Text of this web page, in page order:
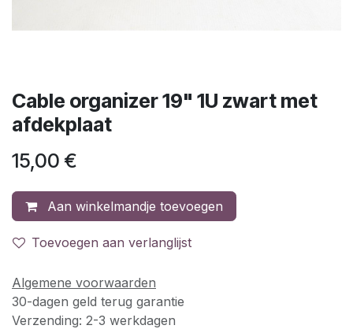
Cable organizer 19" 1U zwart met
afdekplaat
15,00 €
Aan winkelmandje toevoegen
Toevoegen aan verlanglijst
Algemene voorwaarden
30-dagen geld terug garantie
Verzending: 2-3 werkdagen